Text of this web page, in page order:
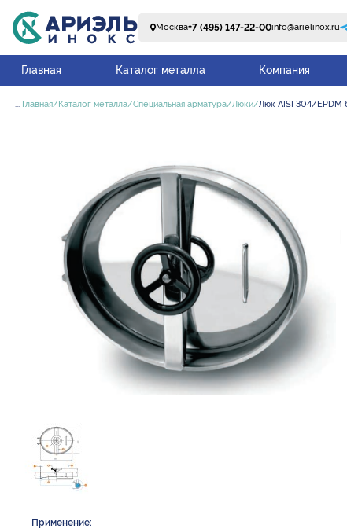
Москва+7 (495) 147-22-00info@arielinox.ru
Главная Каталог металла Компания
... Главная Каталог металла Специальная арматура Люки Люк AISI 304/EPDM
Применение: